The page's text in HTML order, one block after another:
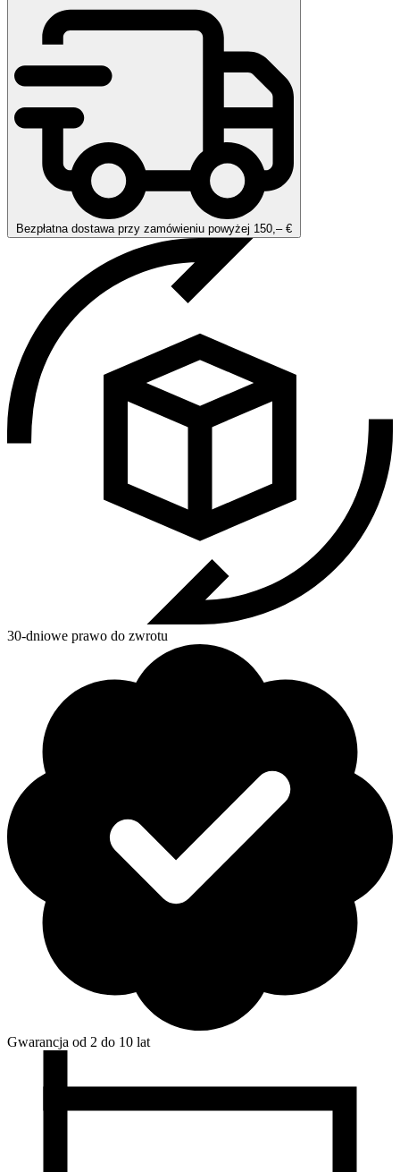
Bezpłatna dostawa przy zamówieniu powyżej 150,– €
30-dniowe prawo do zwrotu
Gwarancja od 2 do 10 lat